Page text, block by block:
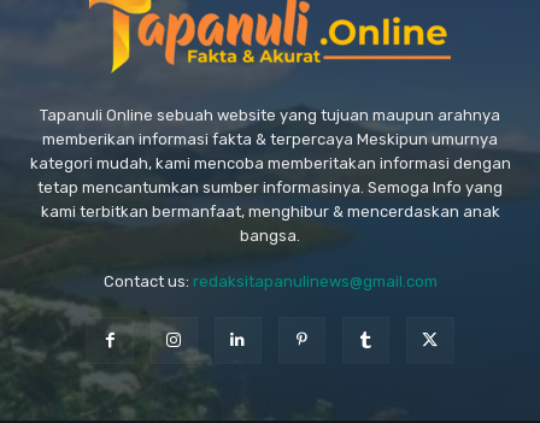
Tapanuli Online sebuah website yang tujuan maupun arahnya
memberikan informasi fakta & terpercaya Meskipun umurnya
kategori mudah, kami mencoba memberitakan informasi dengan
tetap mencantumkan sumber informasinya. Semoga Info yang
kami terbitkan bermanfaat, menghibur & mencerdaskan anak
bangsa.
Contact us: redaksitapanulinews@gmail.com